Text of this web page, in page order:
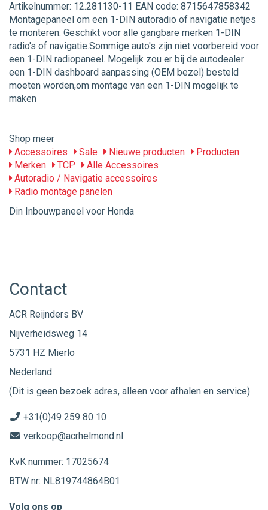
Artikelnummer: 12.281130-11 EAN code: 8715647858342
Montagepaneel om een 1-DIN autoradio of navigatie netjes
te monteren. Geschikt voor alle gangbare merken 1-DIN
radio's of navigatie.Sommige auto's zijn niet voorbereid voor
een 1-DIN radiopaneel. Mogelijk zou er bij de autodealer
een 1-DIN dashboard aanpassing (OEM bezel) besteld
moeten worden,om montage van een 1-DIN mogelijk te
maken
Shop meer
Accessoires
Sale Nieuwe producten
Producten
Merken
TCP
Alle Accessoires
Autoradio / Navigatie accessoires
Radio montage panelen
Din Inbouwpaneel voor Honda
Contact
ACR Reijnders BV
Nijverheidsweg 14
5731 HZ Mierlo
Nederland
(Dit is geen bezoek adres, alleen voor afhalen en service)
+31(0)49 259 80 10
verkoop@acrhelmond.nl
KvK nummer: 17025674
BTW nr: NL819744864B01
Volg ons op